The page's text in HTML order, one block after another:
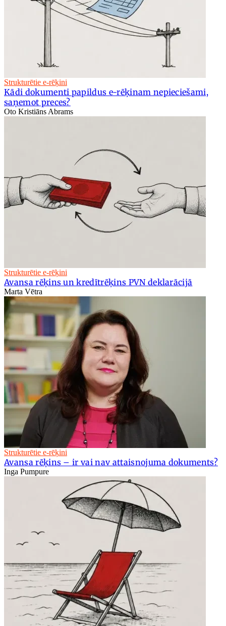
Strukturētie e-rēķini
Kādi dokumenti papildus e-rēķinam nepieciešami,
saņemot preces?
Oto Kristiāns Abrams
Strukturētie e-rēķini
Avansa rēķins un kredītrēķins PVN deklarācijā
Marta Vētra
Strukturētie e-rēķini
Avansa rēķins – ir vai nav attaisnojuma dokuments?
Inga Pumpure